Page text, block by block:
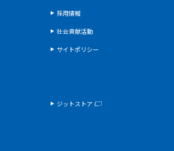
採用情報
社会貢献活動
サイトポリシー
ジットストア